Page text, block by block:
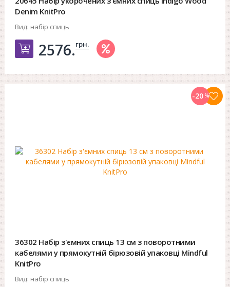
Denim KnitPro
Вид: набір спиць
Добавить в корзину
2576.грн.
36302 Набір з'ємних спиць 13 см з поворотними
кабелями у прямокутній бірюзовій упаковці Mindful
KnitPro
Вид: набір спиць
-20%